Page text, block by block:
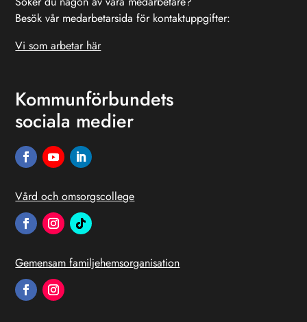
Besök vår medarbetarsida för kontaktuppgifter:
Vi som arbetar här
Kommunförbundets
sociala medier
Vård och omsorgscollege
Gemensam familjehemsorganisation